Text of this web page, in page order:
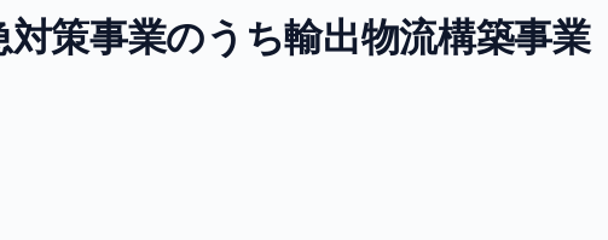
対策事業のうち輸出物流構築事